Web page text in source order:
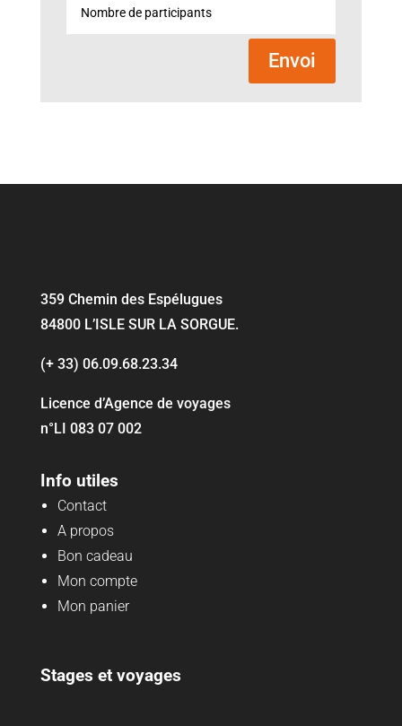
Envoi
359 Chemin des Espélugues
84800 L’ISLE SUR LA SORGUE.
(+ 33) 06.09.68.23.34
Licence d’Agence de voyages
n°LI 083 07 002
Info utiles
Contact
A propos
Bon cadeau
Mon compte
Mon panier
Stages et voyages